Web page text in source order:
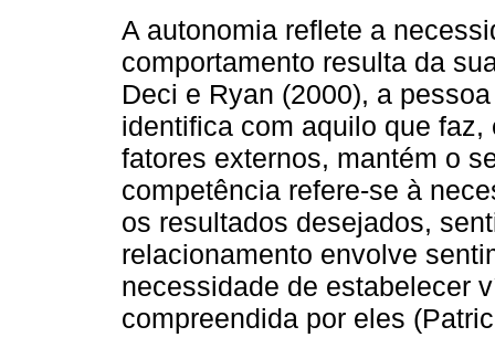
A autonomia reflete a
comportamento resulta da
Deci e Ryan (2000), a
identifica com aquilo que
fatores externos, mantém o
competência refere-se à
os resultados desejados,
relacionamento envolve
necessidade de estabelecer
compreendida por eles